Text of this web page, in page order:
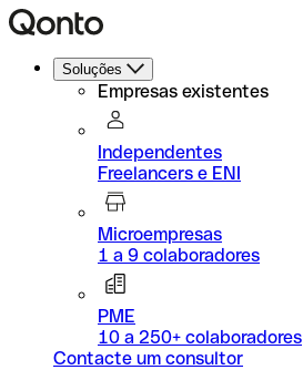
Soluções
Empresas existentes
Independentes
Freelancers e ENI
Microempresas
1 a 9 colaboradores
PME
10 a 250+ colaboradores
Contacte um consultor